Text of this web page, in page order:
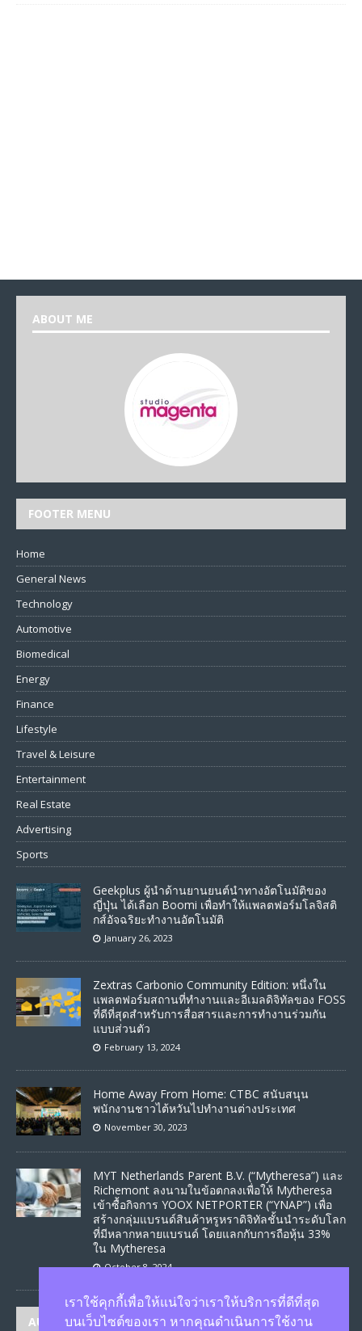
ABOUT ME
FOOTER MENU
Home
General News
Technology
Automotive
Biomedical
Energy
Finance
Lifestyle
Travel & Leisure
Entertainment
Real Estate
Advertising
Sports
Geekplus ผู้นำด้านยานยนต์นำทางอัตโนมัติของ
ญี่ปุ่น ได้เลือก Boomi เพื่อทำให้แพลตฟอร์มโลจิสติ
กส์อัจฉริยะทำงานอัตโนมัติ
January 26, 2023
Zextras Carbonio Community Edition: หนึ่งใน
แพลตฟอร์มสถานที่ทํางานและอีเมลดิจิทัลของ FOSS
ที่ดีที่สุดสําหรับการสื่อสารและการทํางานร่วมกัน
แบบส่วนตัว
February 13, 2024
Home Away From Home: CTBC สนับสนุน
พนักงานชาวไต้หวันไปทำงานต่างประเทศ
November 30, 2023
MYT Netherlands Parent B.V. (“Mytheresa”) และ
Richemont ลงนามในข้อตกลงเพื่อให้ Mytheresa
เข้าซื้อกิจการ YOOX NETPORTER (“YNAP”) เพื่อ
สร้างกลุ่มแบรนด์สินค้าหรูหราดิจิทัลชั้นนําระดับโลก
ที่มีหลากหลายแบรนด์ โดยแลกกับการถือหุ้น 33%
ใน Mytheresa
October 8, 2024
AUTHORS
เราใช้คุกกี้เพื่อให้แน่ใจว่าเราให้บริการที่ดีที่สุด
บนเว็บไซต์ของเรา หากคุณดำเนินการใช้งาน